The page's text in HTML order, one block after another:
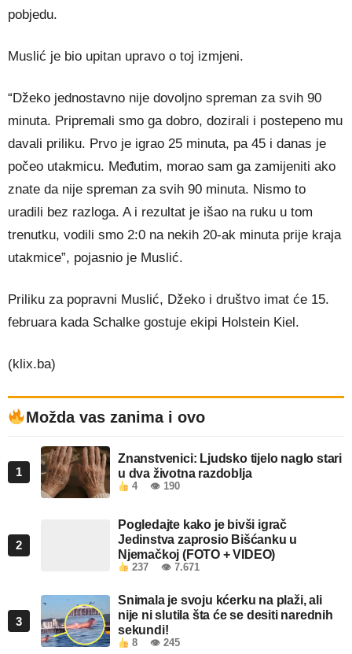
pobjedu.
Muslić je bio upitan upravo o toj izmjeni.
“Džeko jednostavno nije dovoljno spreman za svih 90
minuta. Pripremali smo ga dobro, dozirali i postepeno mu
davali priliku. Prvo je igrao 25 minuta, pa 45 i danas je
počeo utakmicu. Međutim, morao sam ga zamijeniti ako
znate da nije spreman za svih 90 minuta. Nismo to
uradili bez razloga. A i rezultat je išao na ruku u tom
trenutku, vodili smo 2:0 na nekih 20-ak minuta prije kraja
utakmice”, pojasnio je Muslić.
Priliku za popravni Muslić, Džeko i društvo imat će 15.
februara kada Schalke gostuje ekipi Holstein Kiel.
(klix.ba)
Možda vas zanima i ovo
1
Znanstvenici: Ljudsko tijelo naglo stari
u dva životna razdoblja
4 👁 190
2
Pogledajte kako je bivši igrač
Jedinstva zaprosio Bišćanku u
Njemačkoj (FOTO + VIDEO)
237 👁 7.671
3
Snimala je svoju kćerku na plaži, ali
nije ni slutila šta će se desiti narednih
sekundi!
8 👁 245